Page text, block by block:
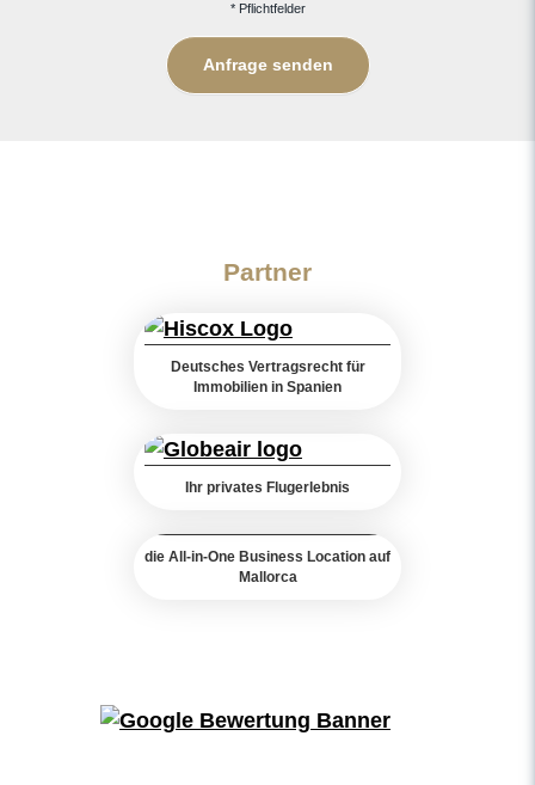
* Pflichtfelder
Partner
Deutsches Vertragsrecht für
Immobilien in Spanien
Ihr privates Flugerlebnis
die All-in-One Business Location auf
Mallorca